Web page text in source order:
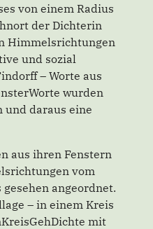
von einem Radius
der Dichterin
Himmelsrichtungen
und sozial
– Worte aus
wurden
und daraus eine
aus ihren Fenstern
vom
angeordnet.
– in einem Kreis
mit